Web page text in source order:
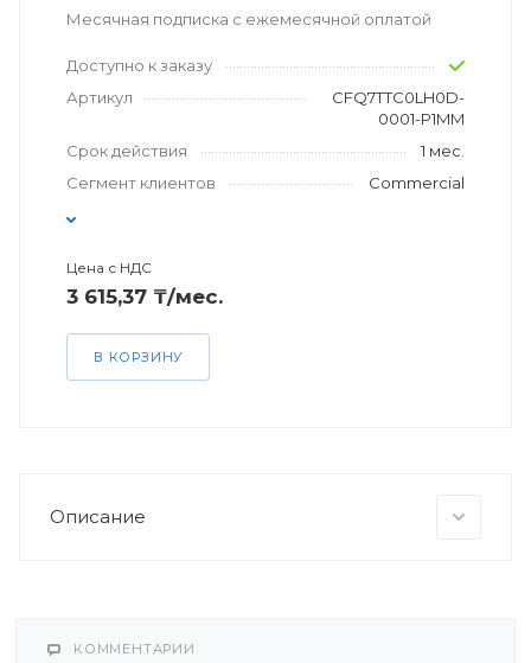
Месячная подписка с ежемесячной оплатой
Доступно к заказу
Артикул
CFQ7TTC0LH0D-
0001-P1MM
Срок действия
1 мес.
Сегмент клиентов
Commercial
Цена с НДС
3 615,37 ₸/мес.
В КОРЗИНУ
Описание
КОММЕНТАРИИ